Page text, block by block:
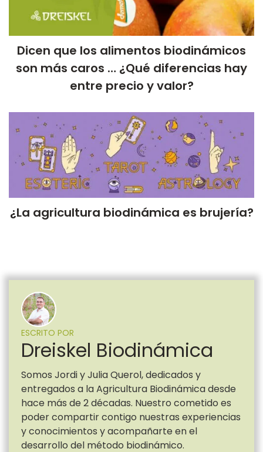
Dicen que los alimentos biodinámicos
son más caros … ¿Qué diferencias hay
entre precio y valor?
¿La agricultura biodinámica es brujería?
ESCRITO POR
Dreiskel Biodinámica
Somos Jordi y Julia Querol, dedicados y
entregados a la Agricultura Biodinámica desde
hace más de 2 décadas. Nuestro cometido es
poder compartir contigo nuestras experiencias
y conocimientos y acompañarte en el
desarrollo del método biodinámico.